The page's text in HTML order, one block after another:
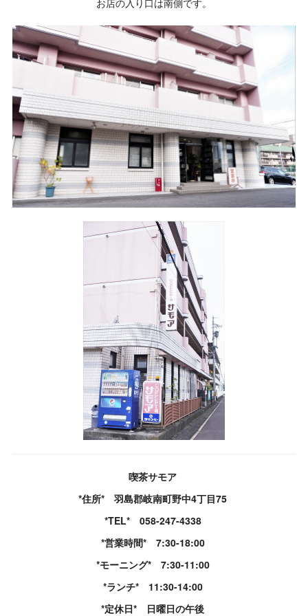
喫茶サモア
*住所* 羽島郡岐南町野中4丁目75
*TEL* 058-247-4338
*営業時間* 7:30-18:00
*モーニング* 7:30-11:00
*ランチ* 11:30-14:00
*定休日* 日曜日の午後